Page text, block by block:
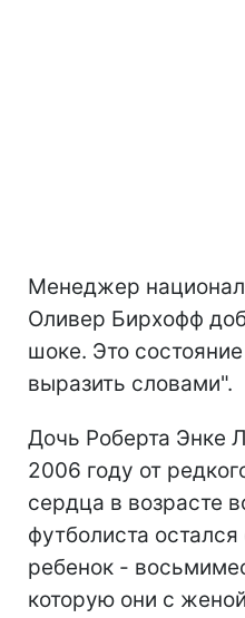
Менеджер
Оливер Бирхофф
шоке. Это
выразить словами".
Дочь Роберта Энке
2006 году от
сердца в возрасте
футболиста
ребенок -
которую они с